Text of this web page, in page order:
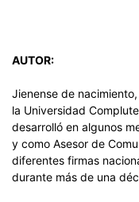
AUTOR:
Jienense de
la Universidad
desarrolló en algunos
y como Asesor de
diferentes firmas
durante más de una